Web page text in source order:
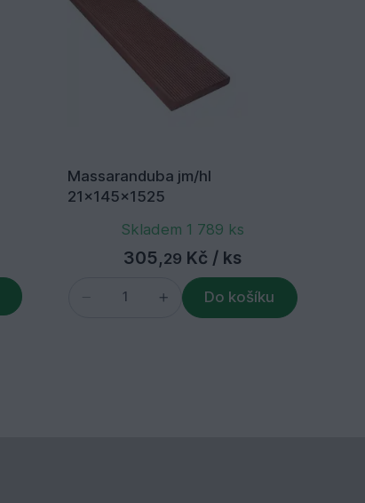
Massaranduba jm/hl
21x145x1525
Skladem 1 789 ks
305,29 Kč / ks
Do košíku